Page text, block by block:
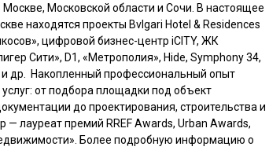
Московской области и Сочи. В настоящее
находятся проекты Bvlgari Hotel & Residences
цифровой бизнес-центр iCITY, ЖК
Сити», D1, «Метрополия», Hide, Symphony 34,
и др. Накопленный профессиональный опыт
от подбора площадки под объект
до проектирования, строительства и
лауреат премий RREF Awards, Urban Awards,
Более подробную информацию о